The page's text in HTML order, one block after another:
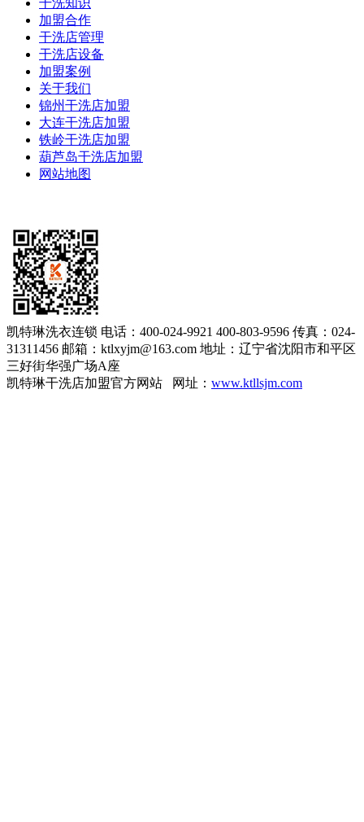
加盟合作
干洗店管理
干洗店设备
加盟案例
关于我们
锦州干洗店加盟
大连干洗店加盟
铁岭干洗店加盟
葫芦岛干洗店加盟
网站地图
凯特琳洗衣连锁 电话：400-024-9921 400-803-9596 传真：024-
31311456 邮箱：ktlxyjm@163.com 地址：辽宁省沈阳市和平区
三好街华强广场A座
凯特琳干洗店加盟官方网站 网址： www.ktllsjm.com